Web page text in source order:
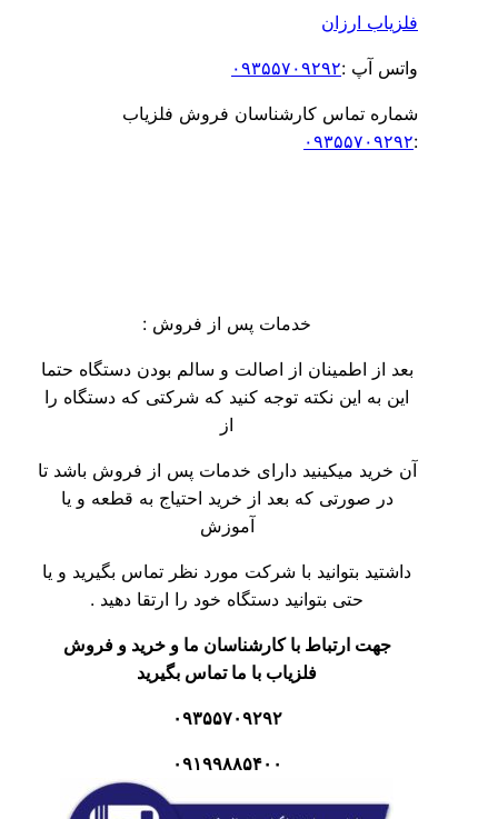
۰۹۳۵۵۷۰۹۲۹۲
تماس کارشناسان فروش فلزیاب
خدمات پس از فروش :
از اطمینان از اصالت و سالم بودن دستگاه حتما
به این نکته توجه کنید که شرکتی که دستگاه را
میکینید دارای خدمات پس از فروش باشد تا
در صورتی که بعد از خرید احتیاج به قطعه و یا
بتوانید با شرکت مورد نظر تماس بگیرید و یا
حتی بتوانید دستگاه خود را ارتقا دهید .
جهت ارتباط با کارشناسان ما و خرید و فروش
فلزیاب با ما تماس بگیرید
۰۹۳۵۵۷۰۹۲۹۲
۰۹۱۹۹۸۸۵۴۰۰